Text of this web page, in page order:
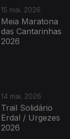
15 mai. 2026
Meia Maratona
das Cantarinhas
2026
14 mai. 2026
Trail Solidário
Erdal / Urgezes
2026